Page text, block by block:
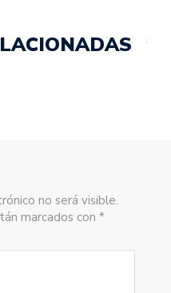
no será visible.
marcados con *